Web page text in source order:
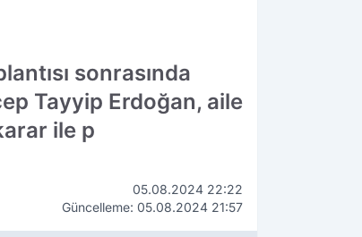
sonrasında
Tayyip Erdoğan, aile
ile p
05.08.2024 22:22
Güncelleme: 05.08.2024 21:57